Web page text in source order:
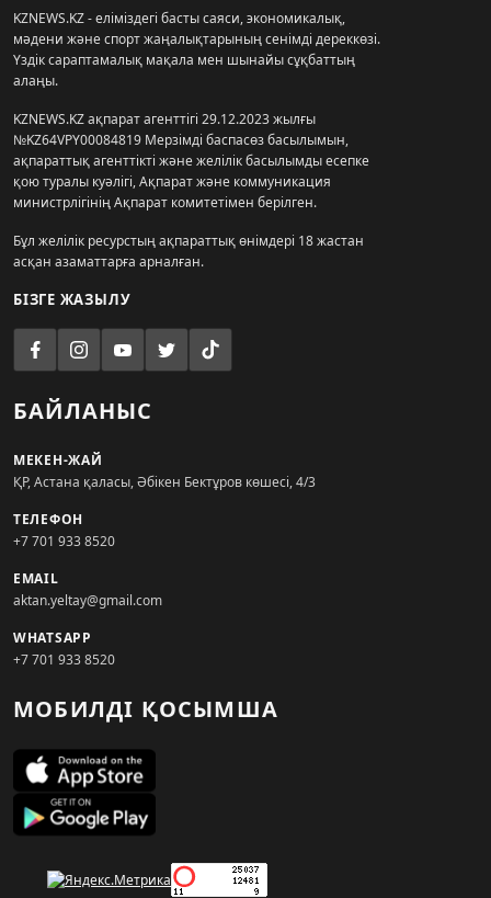
KZNEWS.KZ - еліміздегі басты саяси, экономикалық,
мәдени және спорт жаңалықтарының сенімді дереккөзі.
Үздік сараптамалық мақала мен шынайы сұқбаттың
алаңы.
KZNEWS.KZ ақпарат агенттігі 29.12.2023 жылғы
№KZ64VPY00084819 Мерзімді баспасөз басылымын,
ақпараттық агенттікті және желілік басылымды есепке
қою туралы куәлігі, Ақпарат және коммуникация
министрлігінің Ақпарат комитетімен берілген.
Бұл желілік ресурстың ақпараттық өнімдері 18 жастан
асқан азаматтарға арналған.
БІЗГЕ ЖАЗЫЛУ
БАЙЛАНЫС
МЕКЕН-ЖАЙ
ҚР, Астана қаласы, Әбікен Бектұров көшесі, 4/3
ТЕЛЕФОН
+7 701 933 8520
EMAIL
aktan.yeltay@gmail.com
WHATSAPP
+7 701 933 8520
МОБИЛДІ ҚОСЫМША